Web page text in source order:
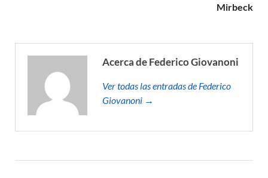
Mirbeck
Acerca de Federico Giovanoni
Ver todas las entradas de Federico
Giovanoni →